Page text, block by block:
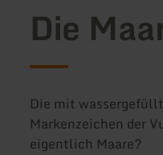
Die
Die mit
Markenzeichen der
eigentlich Maare?